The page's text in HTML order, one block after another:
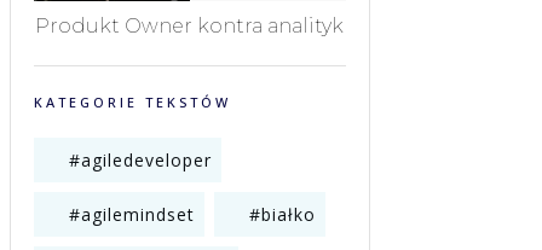
Produkt Owner kontra analityk
KATEGORIE TEKSTÓW
#agiledeveloper
#agilemindset #białko